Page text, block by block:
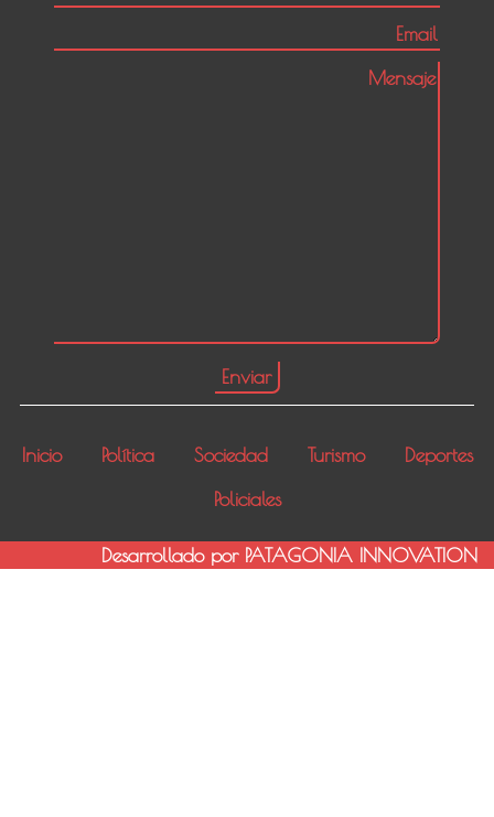
Inicio Política Sociedad Turismo
Deportes
Policiales
Desarrollado por PATAGONIA INNOVATION